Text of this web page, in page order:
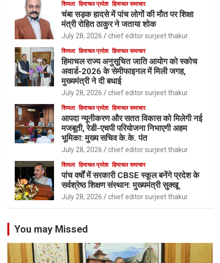
शिमला हिमाचल प्रदेश हिमाचल समाचार
चंबा सड़क हादसे में पांच लोगों की मौत पर शिक्षा
मंत्री रोहित ठाकुर ने जताया शोक
July 28, 2026 chief editor surjeet thakur
शिमला हिमाचल प्रदेश हिमाचल समाचार
हिमाचल राज्य अनुसूचित जाति आयोग को स्कोच
अवार्ड-2026 के सेमीफाइनल में मिली जगह,
मुख्यमंत्री ने दी बधाई
July 28, 2026 chief editor surjeet thakur
शिमला हिमाचल प्रदेश हिमाचल समाचार
आपदा न्यूनीकरण और सतत विकास को मिलेगी नई
मजबूती, रेडी-एचपी परियोजना निभाएगी अहम
भूमिका: मुख्य सचिव के.के. पंत
July 28, 2026 chief editor surjeet thakur
शिमला हिमाचल प्रदेश हिमाचल समाचार
पांच वर्षों में सरकारी CBSE स्कूल बनेंगे प्रदेश के
सर्वश्रेष्ठ शिक्षण संस्थान: मुख्यमंत्री सुक्खू
July 28, 2026 chief editor surjeet thakur
You may Missed